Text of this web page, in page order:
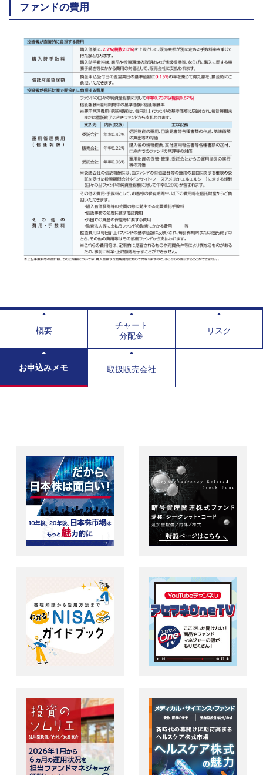
ファンドの費用
概要
チャート
分配金
リスク
お申込みメモ 取扱販売会社